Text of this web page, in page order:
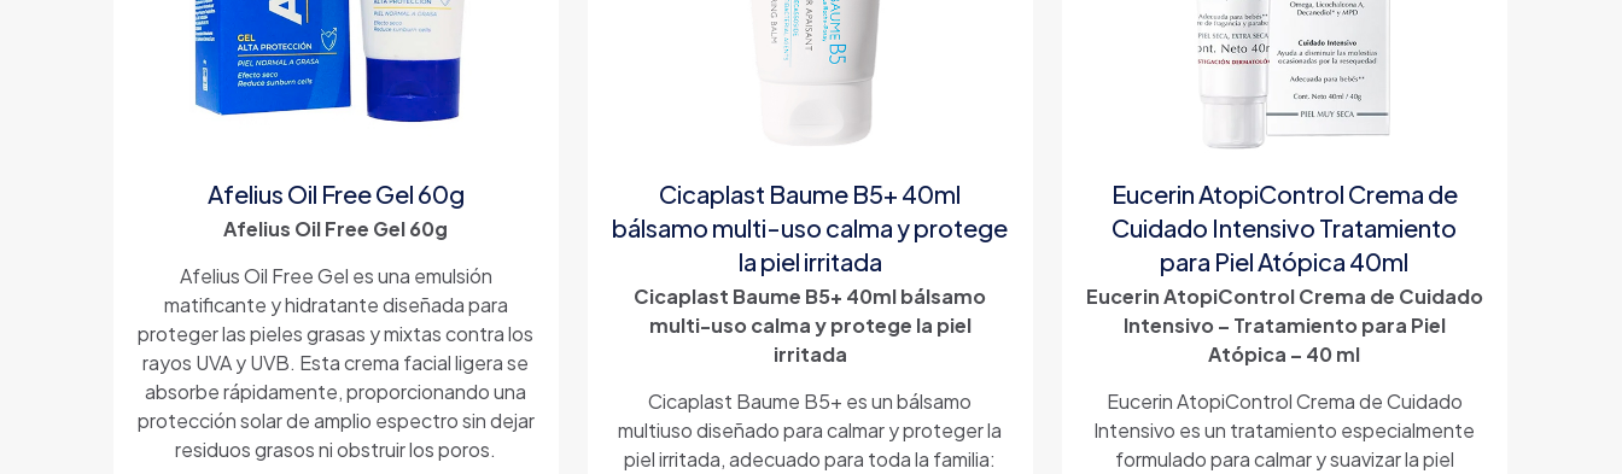
Afelius Oil Free Gel 60g
Afelius Oil Free Gel 60g
Afelius Oil Free Gel es una emulsión
matificante y hidratante diseñada para
proteger las pieles grasas y mixtas contra los
rayos UVA y UVB. Esta crema facial ligera se
absorbe rápidamente, proporcionando una
protección solar de amplio espectro sin dejar
residuos grasos ni obstruir los poros.
Cicaplast Baume B5+ 40ml
bálsamo multi-uso calma y protege
la piel irritada
Cicaplast Baume B5+ 40ml bálsamo
multi-uso calma y protege la piel
irritada
Cicaplast Baume B5+ es un bálsamo
multiuso diseñado para calmar y proteger la
piel irritada, adecuado para toda la familia:
Eucerin AtopiControl Crema de
Cuidado Intensivo Tratamiento
para Piel Atópica 40ml
Eucerin AtopiControl Crema de Cuidado
Intensivo – Tratamiento para Piel
Atópica – 40 ml
Eucerin AtopiControl Crema de Cuidado
Intensivo es un tratamiento especialmente
formulado para calmar y suavizar la piel